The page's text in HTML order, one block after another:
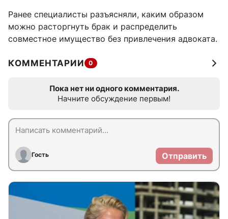
Ранее специалисты разъясняли, каким образом
можно расторгнуть брак и распределить
совместное имущество без привлечения адвоката.
КОММЕНТАРИИ 0
Пока нет ни одного комментария.
Начните обсуждение первым!
Гость Отправить